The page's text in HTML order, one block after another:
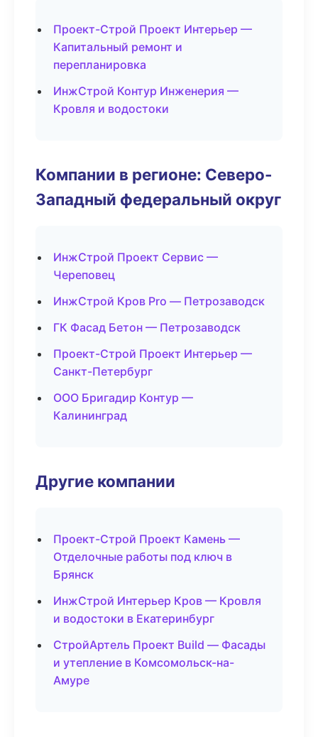
Проект-Строй Проект Интерьер —
Капитальный ремонт и
перепланировка
ИнжСтрой Контур Инженерия —
Кровля и водостоки
Компании в регионе: Северо-
Западный федеральный округ
ИнжСтрой Проект Сервис —
Череповец
ИнжСтрой Кров Pro — Петрозаводск
ГК Фасад Бетон — Петрозаводск
Проект-Строй Проект Интерьер —
Санкт-Петербург
ООО Бригадир Контур —
Калининград
Другие компании
Проект-Строй Проект Камень —
Отделочные работы под ключ в
Брянск
ИнжСтрой Интерьер Кров — Кровля
и водостоки в Екатеринбург
СтройАртель Проект Build — Фасады
и утепление в Комсомольск-на-
Амуре